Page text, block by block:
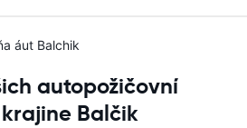
áut Balchik
autopožičovní
Balčik